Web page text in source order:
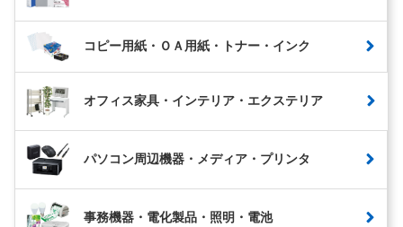
コピー用紙・ＯＡ用紙・トナー・インク
オフィス家具・インテリア・エクステリア
パソコン周辺機器・メディア・プリンタ
事務機器・電化製品・照明・電池